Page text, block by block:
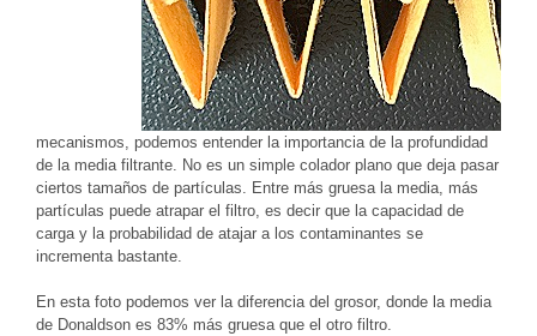
mecanismos, podemos entender la importancia de la profundidad
de la media filtrante. No es un simple colador plano que deja pasar
ciertos tamaños de partículas. Entre más gruesa la media, más
partículas puede atrapar el filtro, es decir que la capacidad de
carga y la probabilidad de atajar a los contaminantes se
incrementa bastante.
En esta foto podemos ver la diferencia del grosor, donde la media
de Donaldson es 83% más gruesa que el otro filtro.